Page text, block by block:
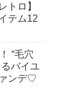
トロ】
テム12
“毛穴
バイユ
ンデ♡